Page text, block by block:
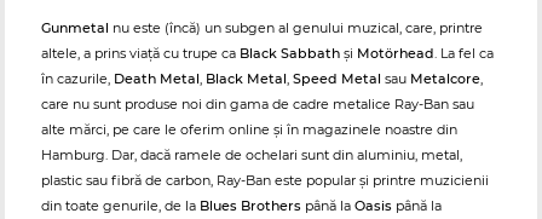
Gunmetal nu este (încă) un subgen al genului muzical, care, printre
altele, a prins viață cu trupe ca Black Sabbath și Motörhead. La fel ca
în cazurile, Death Metal, Black Metal, Speed Metal sau Metalcore,
care nu sunt produse noi din gama de cadre metalice Ray-Ban sau
alte mărci, pe care le oferim online și în magazinele noastre din
Hamburg. Dar, dacă ramele de ochelari sunt din aluminiu, metal,
plastic sau fibră de carbon, Ray-Ban este popular și printre muzicienii
din toate genurile, de la Blues Brothers până la Oasis până la